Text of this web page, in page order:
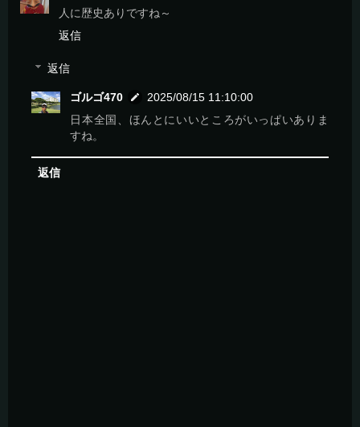
人に歴史ありですね～
返信
返信
ゴルゴ470
2025/08/15 11:10:00
日本全国、ほんとにいいところがいっぱいありま
すね。
返信